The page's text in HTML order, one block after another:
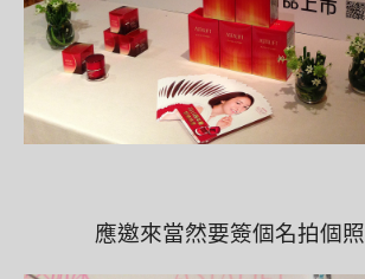
應邀來當然要簽個名拍個照